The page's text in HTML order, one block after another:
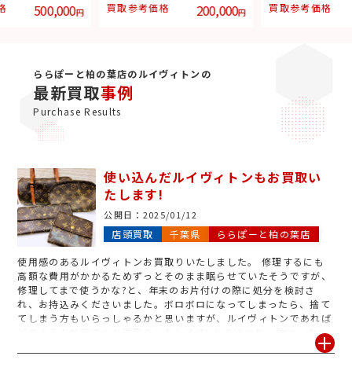
500,000円 買取参考価格 200,000円 買取参考価格
ららぽーと柏の葉店のルイヴィトンの
最新買取事例
Purchase Results
使い込んだルイヴィトンもお買取い
たします!
公開日： 2025/01/12
店頭買取 千葉県 ららぽーと柏の葉店
使用感のあるルイヴィトンお買取りいたしました。 修理するにも
高額な費用がかかるためずっとそのまま眠らせていたそうですが、
修理してまで使うかな?と、年末のお片付けの際に処分を検討さ
れ、お持込みくださいました。ボロボロになってしまったら、捨て
てしまう方もいらっしゃるかと思いますが、ルイヴィトンであれば
どのような状態でもお買取りいたします! 糸のほつれ、破け、中ベ
タ、ヤケ、部品が取れた、等傷みのあるお品もお気軽にお持ちくだ